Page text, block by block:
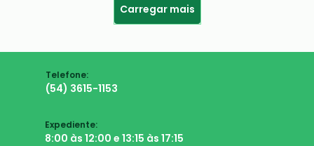
Carregar mais
Telefone:
(54) 3615-1153
Expediente:
8:00 às 12:00 e 13:15 às 17:15